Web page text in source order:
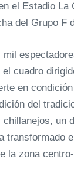
el Estadio La
del Grupo F
cuadro
en
del
un
transformado
la zona